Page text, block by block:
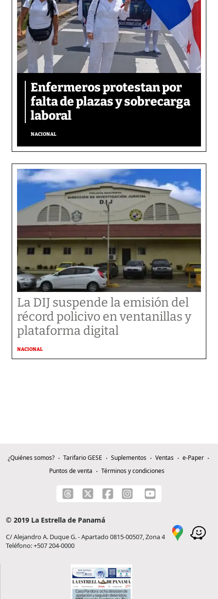
Enfermeros protestan por
falta de plazas y sobrecarga
laboral
NACIONAL
La DIJ suspende la emisión del
récord policivo en ventanillas y
plataforma digital
NACIONAL
¿Quiénes somos? Tarifario GESE Suplementos Ventas
e-Paper
Puntos de venta
Términos y condiciones
© 2019 La Estrella de Panamá
C/ Alejandro A. Duque G. - Apartado 0815-00507, Zona 4
Teléfono: +507 204-0000